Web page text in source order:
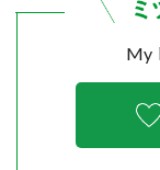
炊き込み
PIN印
スペシャルサイト
販売終了製品のご
よくあるご質問
My